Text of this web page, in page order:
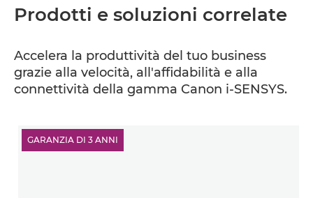
Prodotti e soluzioni correlate
Accelera la produttività del tuo business
grazie alla velocità, all'affidabilità e alla
connettività della gamma Canon i-SENSYS.
GARANZIA DI 3 ANNI